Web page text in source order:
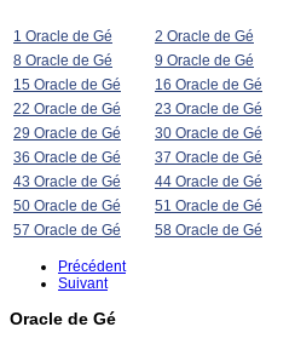
1 Oracle de Gé 2 Oracle de Gé
8 Oracle de Gé
9 Oracle de Gé
15 Oracle de Gé
16 Oracle de Gé
22 Oracle de Gé
23 Oracle de Gé
29 Oracle de Gé
30 Oracle de Gé
36 Oracle de Gé
37 Oracle de Gé
43 Oracle de Gé
44 Oracle de Gé
50 Oracle de Gé
51 Oracle de Gé
57 Oracle de Gé
58 Oracle de Gé
Précédent
Suivant
Oracle de Gé